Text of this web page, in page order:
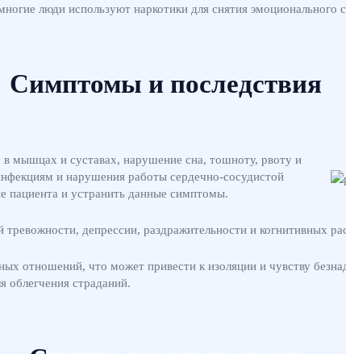
люди используют наркотики для снятия эмоционального
Симптомы и последствия
мышцах и суставах, нарушение сна, тошноту, рвоту и
и нарушения работы сердечно-сосудистой
пациента и устранить данные симптомы.
депрессии, раздражительности и когнитивных
отношений, что может привести к изоляции и чувству
облегчения страданий.